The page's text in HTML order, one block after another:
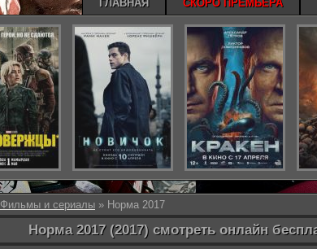
Фильмы и сериалы » Норма 2017
Норма 2017 (2017) смотреть онлайн
ГЛАВНАЯ СКОРО ПРЕМЬЕРА